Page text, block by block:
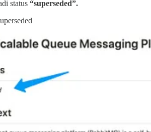
status “superseded”.